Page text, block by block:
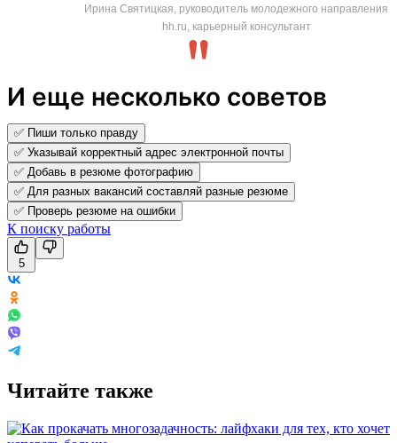
Ирина Святицкая, руководитель молодежного направления
hh.ru, карьерный консультант
И еще несколько советов
✅ Пиши только правду
✅ Указывай корректный адрес электронной почты
✅ Добавь в резюме фотографию
✅ Для разных вакансий составляй разные резюме
✅ Проверь резюме на ошибки
К поиску работы
5
Читайте также